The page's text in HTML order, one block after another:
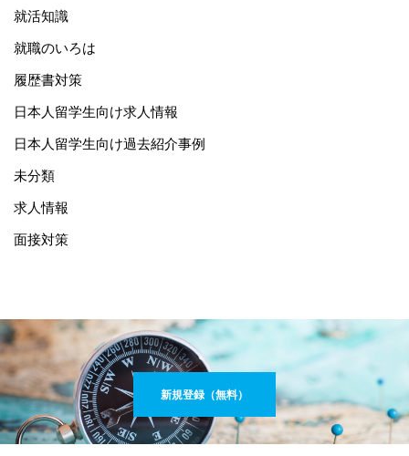
就活知識
就職のいろは
履歴書対策
日本人留学生向け求人情報
日本人留学生向け過去紹介事例
未分類
求人情報
面接対策
新規登録（無料）